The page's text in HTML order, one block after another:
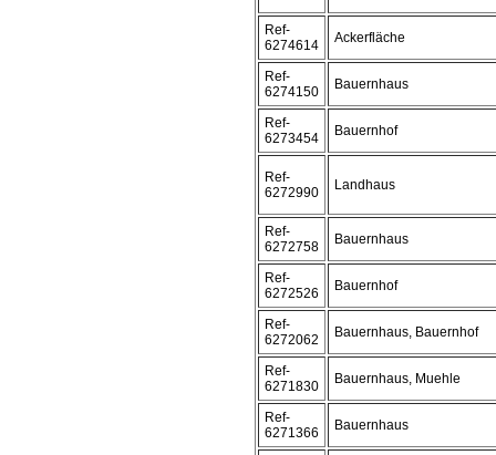
Ref-
6274614
Ackerfläche
Ref-
6274150
Bauernhaus
Ref-
6273454
Bauernhof
Ref-
6272990
Landhaus
Ref-
6272758
Bauernhaus
Ref-
6272526
Bauernhof
Ref-
6272062
Bauernhaus, Bauernhof
Ref-
6271830
Bauernhaus, Muehle
Ref-
6271366
Bauernhaus